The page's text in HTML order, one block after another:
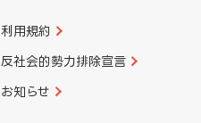
利用規約
反社会的勢力排除宣言
お知らせ